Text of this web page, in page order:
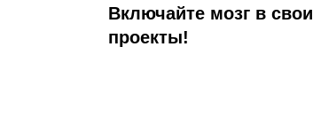
Включайте мозг в свои
проекты​!